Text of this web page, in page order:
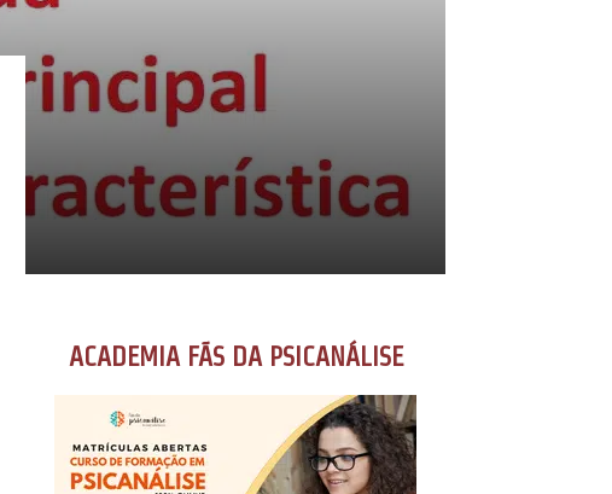
ACADEMIA FÃS DA PSICANÁLISE